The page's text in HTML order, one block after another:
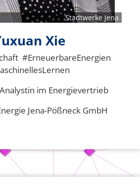
Stadtwerke Jena
Xie
#ErneuerbareEnergien
im Energievertrieb
Jena-Pößneck GmbH